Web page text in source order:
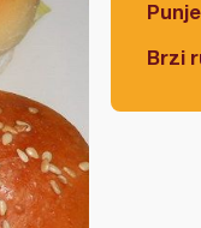
Brzi